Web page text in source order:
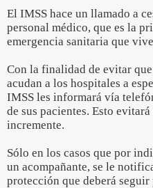
El IMSS hace un llamado a
personal médico, que es la
emergencia sanitaria que
Con la finalidad de evitar
acudan a los hospitales a
IMSS les informará vía
de sus pacientes. Esto
incremente.
Sólo en los casos que por
un acompañante, se le
protección que deberá seguir